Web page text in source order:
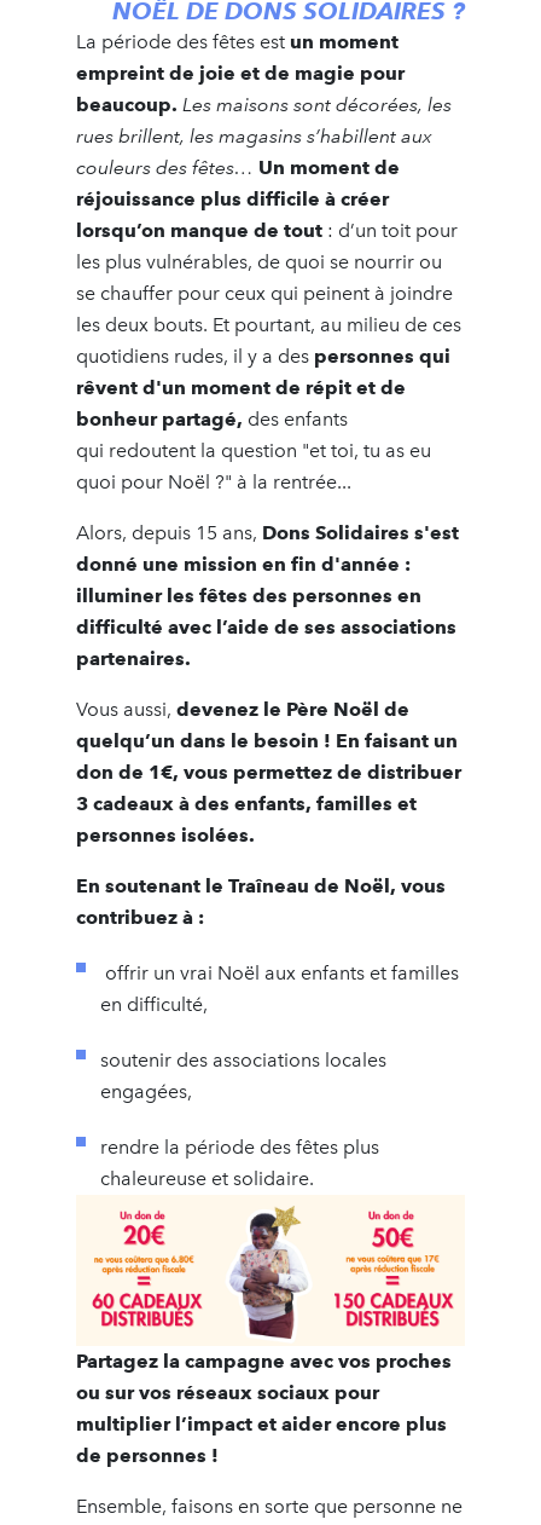
NOËL DE DONS SOLIDAIRES ?
La période des fêtes est un moment
empreint de joie et de magie pour
beaucoup. Les maisons sont décorées, les
rues brillent, les magasins s’habillent aux
couleurs des fêtes… Un moment de
réjouissance plus difficile à créer
lorsqu’on manque de tout : d’un toit pour
les plus vulnérables, de quoi se nourrir ou
se chauffer pour ceux qui peinent à joindre
les deux bouts. Et pourtant, au milieu de ces
quotidiens rudes, il y a des personnes qui
rêvent d'un moment de répit et de
bonheur partagé, des enfants
qui redoutent la question "et toi, tu as eu
quoi pour Noël ?" à la rentrée...
Alors, depuis 15 ans, Dons Solidaires s'est
donné une mission en fin d'année :
illuminer les fêtes des personnes en
difficulté avec l’aide de ses associations
partenaires.
Vous aussi, devenez le Père Noël de
quelqu’un dans le besoin ! En faisant un
don de 1€, vous permettez de distribuer
3 cadeaux à des enfants, familles et
personnes isolées.
En soutenant le Traîneau de Noël, vous
contribuez à :
offrir un vrai Noël aux enfants et familles
en difficulté,
soutenir des associations locales
engagées,
rendre la période des fêtes plus
chaleureuse et solidaire.
Partagez la campagne avec vos proches
ou sur vos réseaux sociaux pour
multiplier l’impact et aider encore plus
de personnes !
Ensemble, faisons en sorte que personne ne